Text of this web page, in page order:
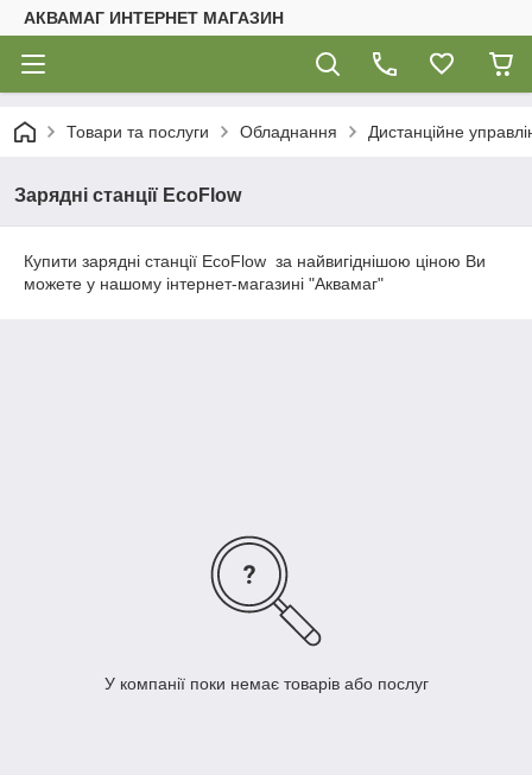
АКВАМАГ ИНТЕРНЕТ МАГАЗИН
Товари та послуги Обладнання Дистанційне
Зарядні станції EcoFlow
Купити зарядні станції EcoFlow за найвигіднішою ціною Ви
можете у нашому інтернет-магазині "Аквамаг"
У компанії поки немає товарів або послуг